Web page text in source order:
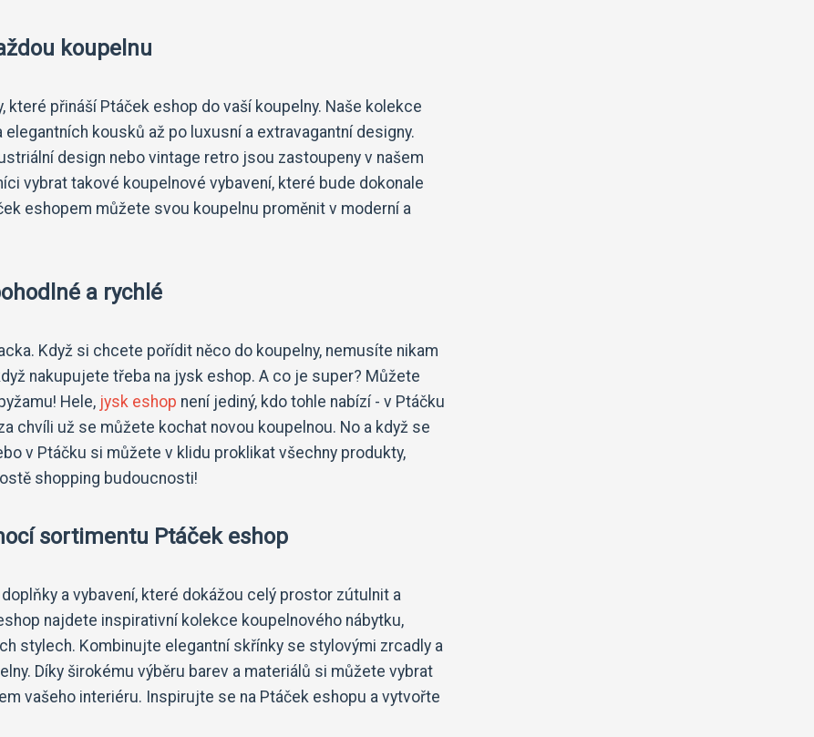
koupelnu
přináší Ptáček eshop do vaší koupelny. Naše kolekce
kousků až po luxusní a extravagantní designy.
design nebo vintage retro jsou zastoupeny v našem
vybrat takové koupelnové vybavení, které bude dokonale
eshopem můžete svou koupelnu proměnit v moderní a
a rychlé
Když si chcete pořídit něco do koupelny, nemusíte nikam
nakupujete třeba na jysk eshop. A co je super? Můžete
Hele, jysk eshop není jediný, kdo tohle nabízí - v Ptáčku
chvíli už se můžete kochat novou koupelnou. No a když se
v Ptáčku si můžete v klidu proklikat všechny produkty,
shopping budoucnosti!
sortimentu Ptáček eshop
a vybavení, které dokážou celý prostor zútulnit a
najdete inspirativní kolekce koupelnového nábytku,
stylech. Kombinujte elegantní skřínky se stylovými zrcadly a
Díky širokému výběru barev a materiálů si můžete vybrat
vašeho interiéru. Inspirujte se na Ptáček eshopu a vytvořte